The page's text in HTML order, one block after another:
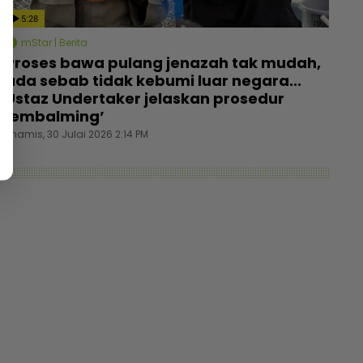
5:28
mStar | Berita
Proses bawa pulang jenazah tak mudah,
ada sebab tidak kebumi luar negara...
Ustaz Undertaker jelaskan prosedur
‘embalming’
Khamis, 30 Julai 2026 2:14 PM